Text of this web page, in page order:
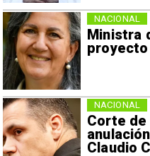
Ministra
proyecto
NACIONAL
Corte
Claudio
NACIONAL